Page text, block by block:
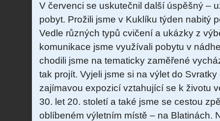
V červenci se uskutečnil další úspěšný –
pobyt. Prožili jsme v Kuklíku týden nabitý
Vedle různých typů cvičení a ukázky z
komunikace jsme využívali pobytu v
chodili jsme na tematicky zaměřené
tak projít. Vyjeli jsme si na výlet do
zajímavou expozicí vztahující se k životu
30. let 20. století a také jsme se cestou
oblíbeném výletním místě – na Blatinách.